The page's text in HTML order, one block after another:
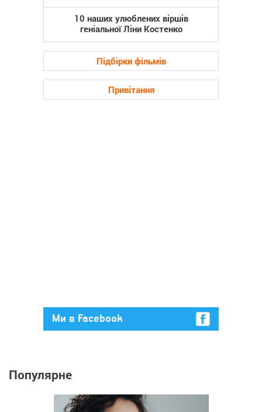
10 наших улюблених віршів
геніальної Ліни Костенко
Підбірки фільмів
Привітання
Ми в Facebook
Популярне